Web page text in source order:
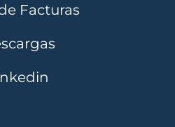
Facturas